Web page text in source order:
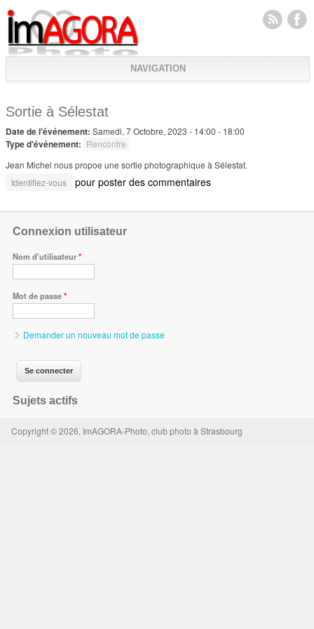
NAVIGATION
Sortie à Sélestat
Date de l'événement: Samedi, 7 Octobre, 2023 - 14:00 - 18:00
Type d'événement: Rencontre
Jean Michel nous propoe une sortie photographique à Sélestat.
Identifiez-vous
pour poster des commentaires
Connexion utilisateur
Nom d'utilisateur*
Mot de passe*
Demander un nouveau mot de passe
Sujets actifs
Copyright © 2026, ImAGORA-Photo, club photo à Strasbourg